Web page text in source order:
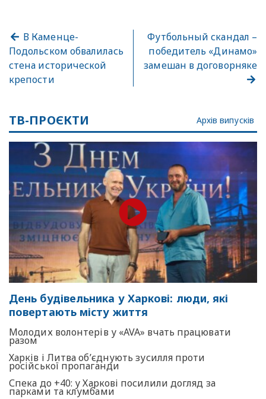
В Каменце-
Подольском обвалилась
стена исторической
крепости
Футбольный скандал –
победитель «Динамо»
замешан в договорняке
ТВ-ПРОЄКТИ Архів випусків
День будівельника у Харкові: люди, які
повертають місту життя
Молодих волонтерів у «AVA» вчать працювати
разом
Харків і Литва об’єднують зусилля проти
російської пропаганди
Спека до +40: у Харкові посилили догляд за
парками та клумбами